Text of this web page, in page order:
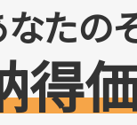
たの
得